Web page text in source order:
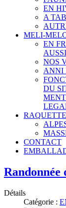
EN
A
MELI-
EN
AUSSI
NOS
ANNI
DU
CONTACT
Randonnée
Détails
Catégorie :